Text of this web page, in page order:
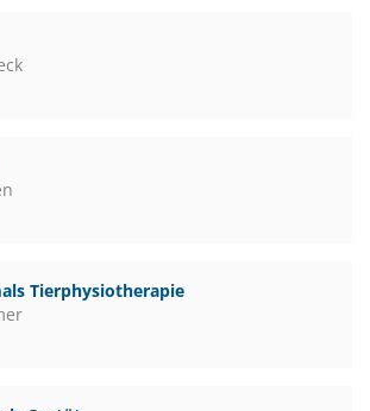
Tierphysiotherapie